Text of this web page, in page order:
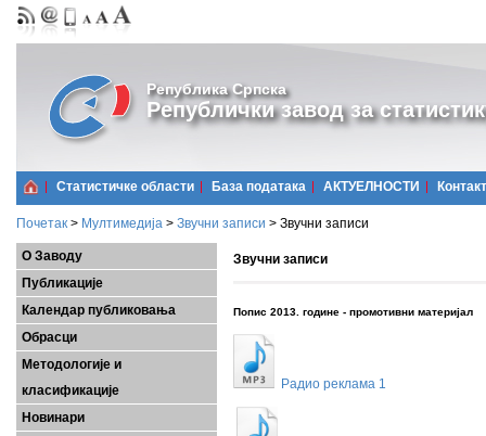
Република Српска
Републички завод за
Статистичке области Базa података АКТУЕЛНОСТИ Контакт
Почетак > Мултимедија > Звучни записи > Звучни записи
О Заводу
Публикације
Календар публиковања
Обрасци
Методологије и
класификације
Новинари
Звучни записи
Попис 2013. године - промотивни материјал
Радио реклама 1